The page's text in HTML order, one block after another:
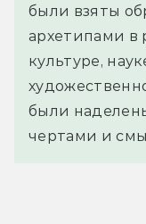
были взяты
архетипами в
культуре,
были
чертами и